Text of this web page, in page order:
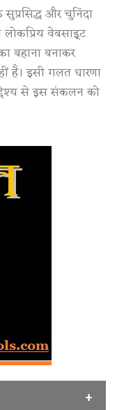
और चुनिंदा
वेबसाइ्ट
बहाना बनाकर
है। इसी गलत धारणा
से इस संकलन को